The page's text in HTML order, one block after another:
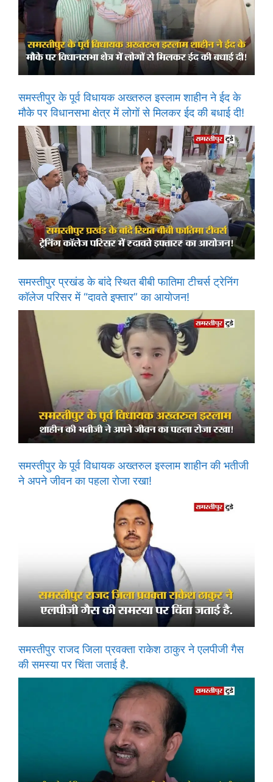
समस्तीपुर के पूर्व विधायक अख्तरुल इस्लाम शाहीन ने ईद के
मौके पर विधानसभा क्षेत्र में लोगों से मिलकर ईद की बधाई दी!
समस्तीपुर प्रखंड के बांदे स्थित बीबी फातिमा टीचर्स ट्रेनिंग
कॉलेज परिसर में “दावते इफ्तार” का आयोजन!
समस्तीपुर के पूर्व विधायक अख्तरुल इस्लाम शाहीन की भतीजी
ने अपने जीवन का पहला रोजा रखा!
समस्तीपुर राजद जिला प्रवक्ता राकेश ठाकुर ने एलपीजी गैस
की समस्या पर चिंता जताई है.